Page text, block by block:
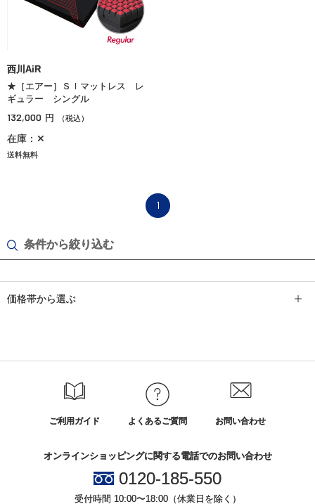
条件から絞り込む
価格帯から選ぶ
西川AiR
★［エアー］ＳＩマットレス レ
ギュラー シングル
132,000 円 （税込）
在庫：✕
送料無料
1
ご利用ガイド よくあるご質問 お問い合わせ
オンラインショッピングに関する電話でのお問い合わせ
0120-185-550
受付時間 10:00〜18:00（休業日を除く）